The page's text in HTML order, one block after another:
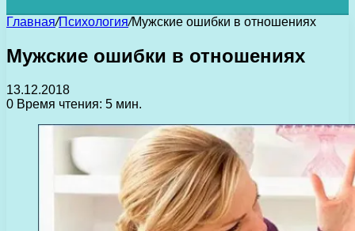
Главная/Психология/Мужские ошибки в отношениях
Мужские ошибки в отношениях
13.12.2018
0 Время чтения: 5 мин.